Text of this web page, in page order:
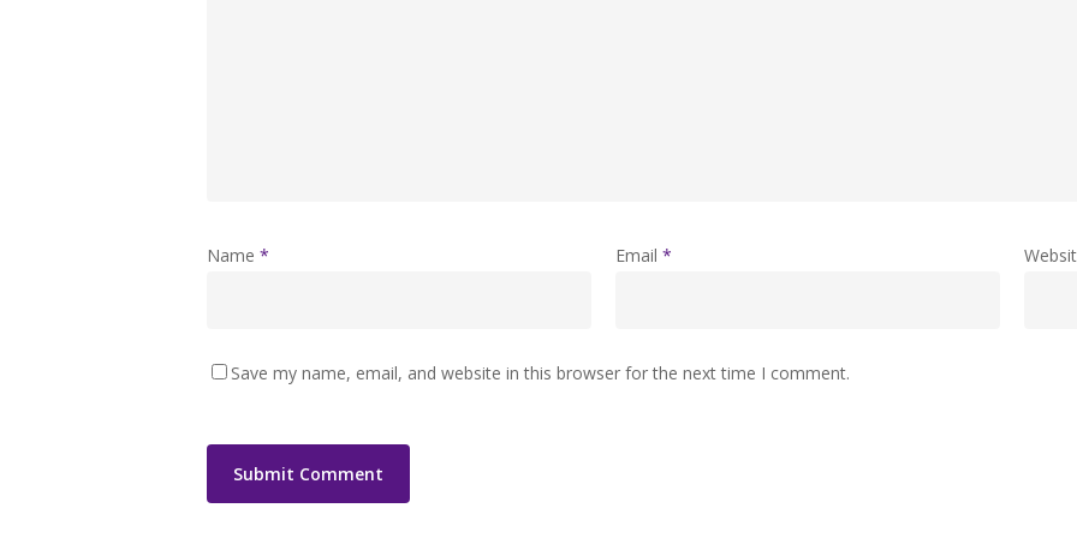
Name * Email *
Save my name, email, and website in this browser for the next time I comment.